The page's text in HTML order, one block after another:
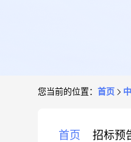
您当前的位置： 首页
首页 招标预